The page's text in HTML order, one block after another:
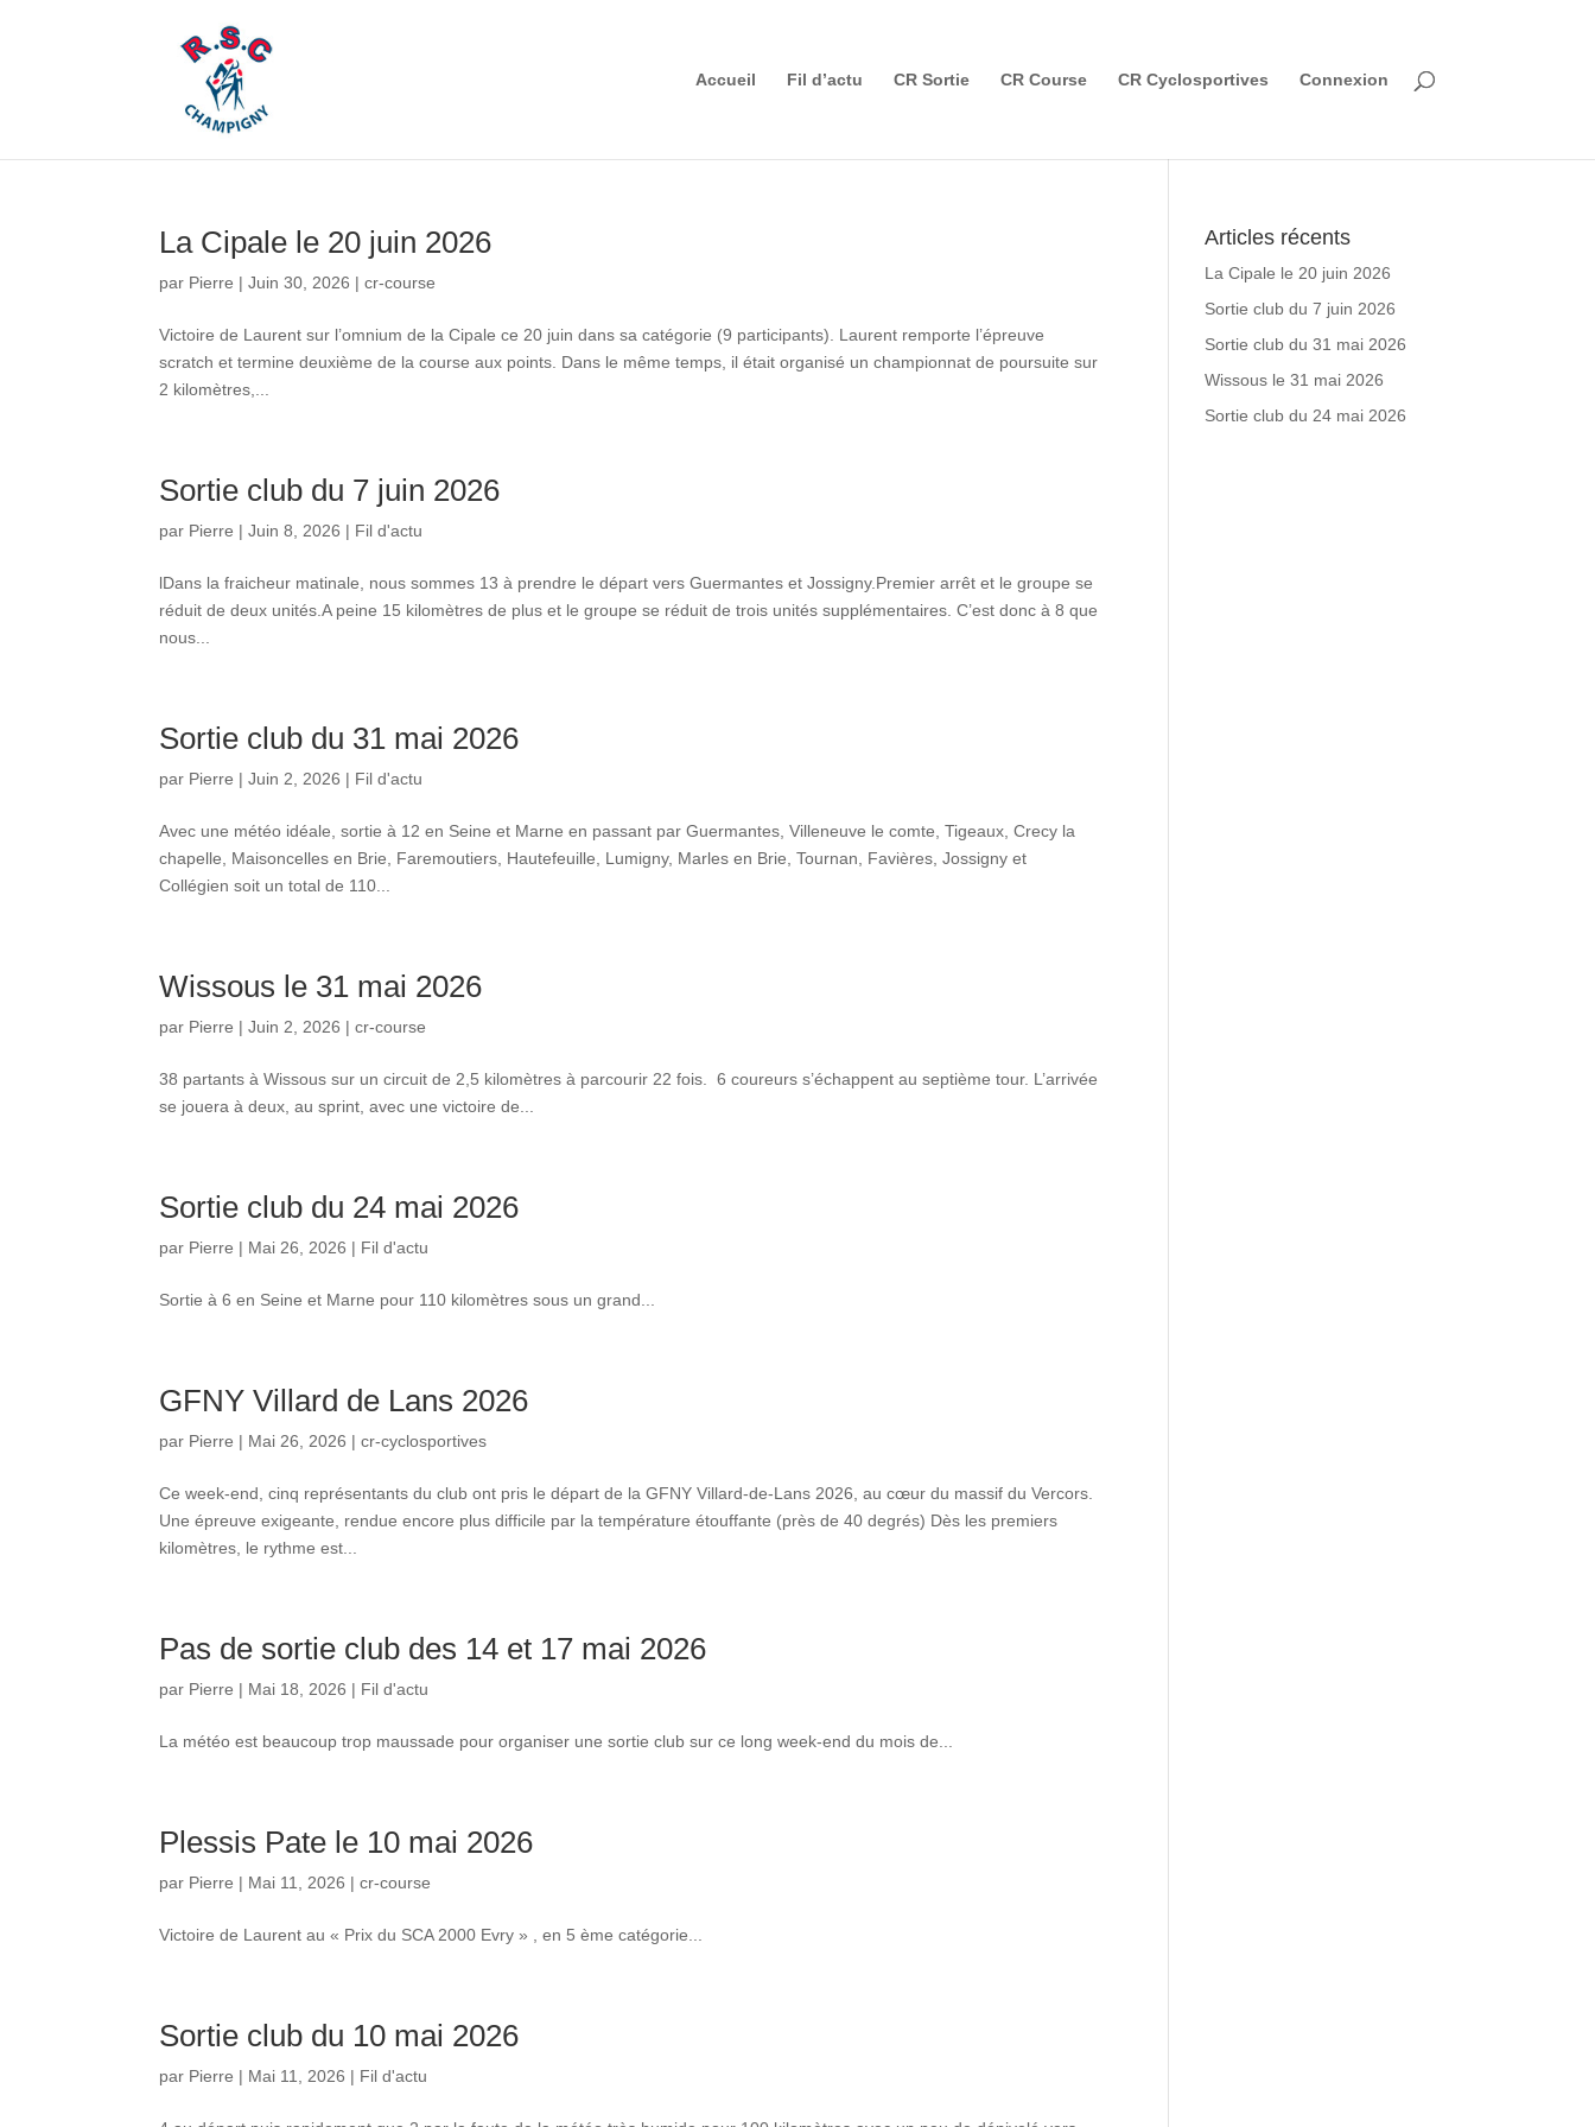
Accueil Fil d’actu CR Sortie CR Course CR Cyclosportives Connexion
La Cipale le 20 juin 2026
par Pierre |Juin 30, 2026 |cr-course
Victoire de Laurent sur l’omnium de la Cipale ce 20 juin dans sa catégorie (9 participants). Laurent remporte l’épreuve
scratch et termine deuxième de la course aux points. Dans le même temps, il était organisé un championnat de poursuite sur
2 kilomètres,...
Sortie club du 7 juin 2026
par Pierre |Juin 8, 2026 | Fil d'actu
lDans la fraicheur matinale, nous sommes 13 à prendre le départ vers Guermantes et Jossigny.Premier arrêt et le groupe se
réduit de deux unités.A peine 15 kilomètres de plus et le groupe se réduit de trois unités supplémentaires. C’est donc à 8 que
nous...
Sortie club du 31 mai 2026
par Pierre |Juin 2, 2026 | Fil d'actu
Avec une météo idéale, sortie à 12 en Seine et Marne en passant par Guermantes, Villeneuve le comte, Tigeaux, Crecy la
chapelle, Maisoncelles en Brie, Faremoutiers, Hautefeuille, Lumigny, Marles en Brie, Tournan, Favières, Jossigny et
Collégien soit un total de 110...
Wissous le 31 mai 2026
par Pierre |Juin 2, 2026 |cr-course
38 partants à Wissous sur un circuit de 2,5 kilomètres à parcourir 22 fois. 6 coureurs s’échappent au septième tour. L’arrivée
se jouera à deux, au sprint, avec une victoire de...
Sortie club du 24 mai 2026
par Pierre | Mai 26, 2026 | Fil d'actu
Sortie à 6 en Seine et Marne pour 110 kilomètres sous un grand...
GFNY Villard de Lans 2026
par Pierre | Mai 26, 2026 |cr-cyclosportives
Ce week-end, cinq représentants du club ont pris le départ de la GFNY Villard-de-Lans 2026, au cœur du massif du Vercors.
Une épreuve exigeante, rendue encore plus difficile par la température étouffante (près de 40 degrés) Dès les premiers
kilomètres, le rythme est...
Pas de sortie club des 14 et 17 mai 2026
par Pierre | Mai 18, 2026 | Fil d'actu
La météo est beaucoup trop maussade pour organiser une sortie club sur ce long week-end du mois de...
Plessis Pate le 10 mai 2026
par Pierre | Mai 11, 2026 |cr-course
Victoire de Laurent au « Prix du SCA 2000 Evry » , en 5 ème catégorie...
Sortie club du 10 mai 2026
par Pierre | Mai 11, 2026 | Fil d'actu
Articles récents
La Cipale le 20 juin 2026
Sortie club du 7 juin 2026
Sortie club du 31 mai 2026
Wissous le 31 mai 2026
Sortie club du 24 mai 2026